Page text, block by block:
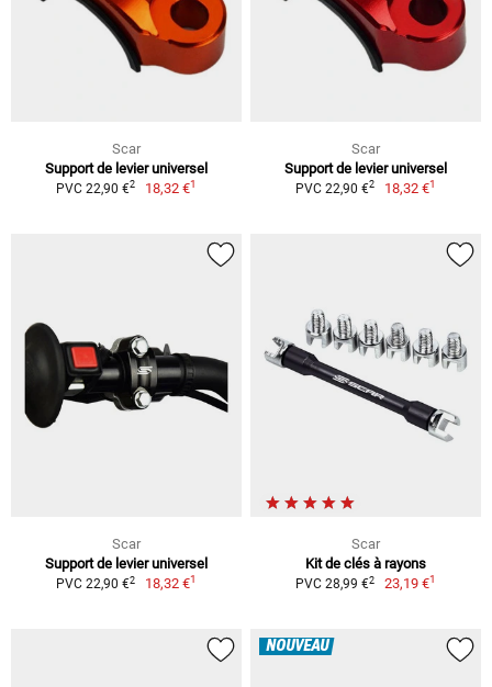
Scar
Support de levier universel
PVC 22,90 €2 18,32 €1
Scar
Support de levier universel
PVC 22,90 €2 18,32 €1
Scar
Support de levier universel
PVC 22,90 €2 18,32 €1
Scar
Kit de clés à rayons
PVC 28,99 €2 23,19 €1
NOUVEAU